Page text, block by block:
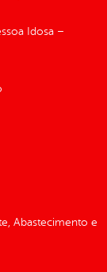
Idosa –
Abastecimento e